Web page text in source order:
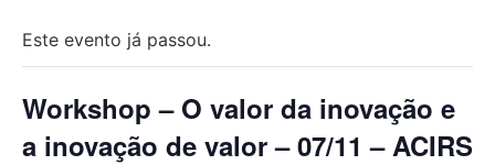
Este evento já passou.
Workshop – O valor da inovação e
a inovação de valor – 07/11 – ACIRS